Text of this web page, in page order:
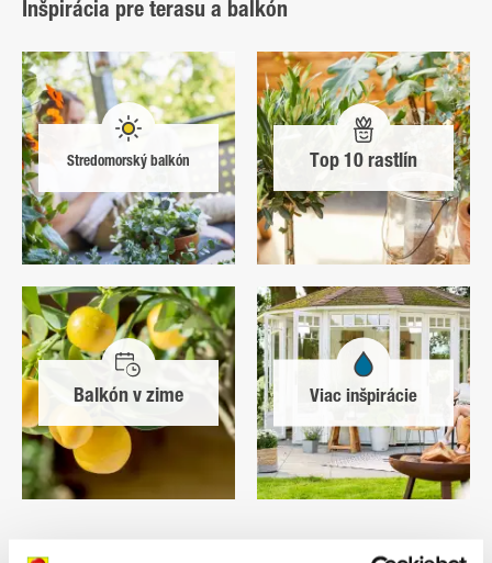
Inšpirácia pre terasu a balkón
Stredomorský balkón Top 10 rastlín
Balkón v zime Viac inšpirácie